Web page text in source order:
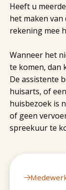
Heeft u
het maken
rekening mee
Wanneer het
te komen, dan
De assistente
huisarts, of
huisbezoek is
of geen
spreekuur te